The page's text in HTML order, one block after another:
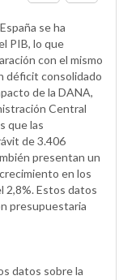
se ha
PIB, lo que
con el mismo
déficit consolidado
de la DANA,
Central
que las
de 3.406
presentan un
en los
2,8%. Estos datos
presupuestaria
datos sobre la